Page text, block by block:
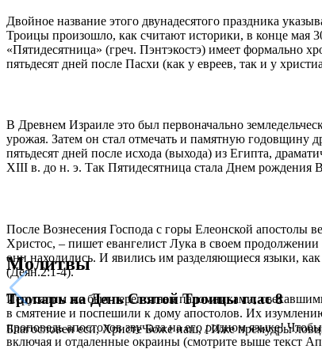
Двойное название этого двунадесятого праздника
Троицы произошло, как считают историки, в конце мая
«Пятидесятница» (греч. Пэнтэкостэ) имеет формально
пятьдесят дней после Пасхи (как у евреев, так и у
В Древнем Израиле это был первоначально
урожая. Затем он стал отмечать и памятную годовщину
пятьдесят дней после исхода (выхода) из Египта,
XIII в. до н. э. Так Пятидесятница стала Днем рождения
После Вознесения Господа с горы Елеонской апостолы
Христос, – пишет евангелист Лука в своем
они находились. И явились им разделяющиеся языки,
(Деян.2:1-4).
Иерусалим же был переполнен паломниками,
в смятение и поспешили к дому апостолов. Их
проповедь апостолов звучала на его родном языке!
включая и отдаленные окраины (смотрите выше текст
Молитвы
Тропарь на День Святой Троицы глас 8
Благословен еси, Христе Боже наш, / Иже премудры